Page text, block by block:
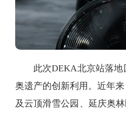
此次DEKA北京站落
奥遗产的创新利用。近年
及云顶滑雪公园、延庆奥